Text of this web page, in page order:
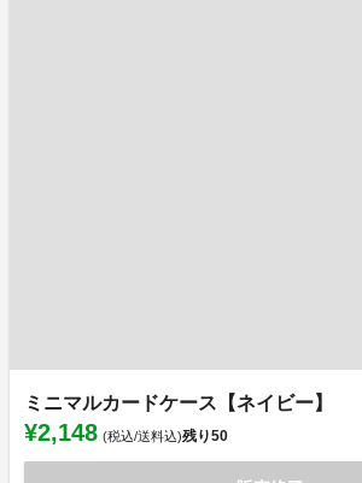
ミニマルカードケース【ネイビー】
¥2,148 (税込/送料込)残り50